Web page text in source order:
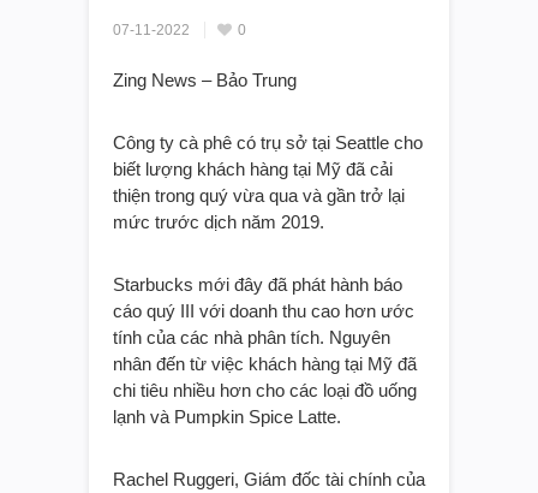
07-11-2022 0
Zing News – Bảo Trung
Công ty cà phê có trụ sở tại Seattle cho
biết lượng khách hàng tại Mỹ đã cải
thiện trong quý vừa qua và gần trở lại
mức trước dịch năm 2019.
Starbucks mới đây đã phát hành báo
cáo quý III với doanh thu cao hơn ước
tính của các nhà phân tích. Nguyên
nhân đến từ việc khách hàng tại Mỹ đã
chi tiêu nhiều hơn cho các loại đồ uống
lạnh và Pumpkin Spice Latte.
Rachel Ruggeri, Giám đốc tài chính của